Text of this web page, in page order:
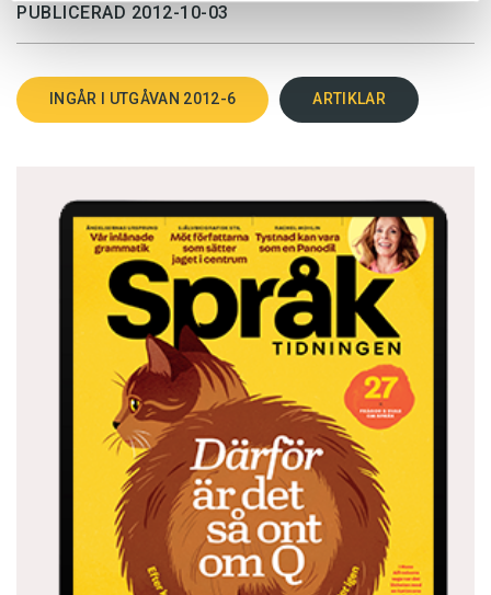
PUBLICERAD 2012-10-03
INGÅR I UTGÅVAN 2012-6 ARTIKLAR